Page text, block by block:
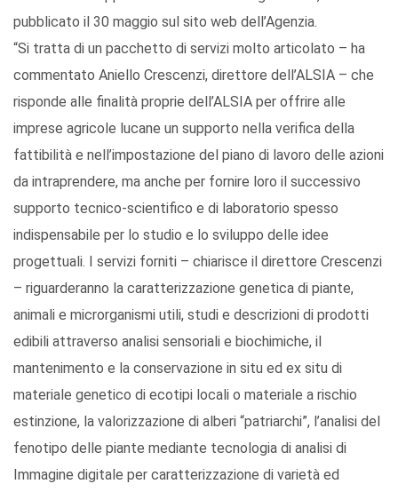
pubblicato il 30 maggio sul sito web dell’Agenzia.
“Si tratta di un pacchetto di servizi molto articolato – ha
commentato Aniello Crescenzi, direttore dell’ALSIA – che
risponde alle finalità proprie dell’ALSIA per offrire alle
imprese agricole lucane un supporto nella verifica della
fattibilità e nell’impostazione del piano di lavoro delle azioni
da intraprendere, ma anche per fornire loro il successivo
supporto tecnico-scientifico e di laboratorio spesso
indispensabile per lo studio e lo sviluppo delle idee
progettuali. I servizi forniti – chiarisce il direttore Crescenzi
– riguarderanno la caratterizzazione genetica di piante,
animali e microrganismi utili, studi e descrizioni di prodotti
edibili attraverso analisi sensoriali e biochimiche, il
mantenimento e la conservazione in situ ed ex situ di
materiale genetico di ecotipi locali o materiale a rischio
estinzione, la valorizzazione di alberi “patriarchi”, l’analisi del
fenotipo delle piante mediante tecnologia di analisi di
Immagine digitale per caratterizzazione di varietà ed